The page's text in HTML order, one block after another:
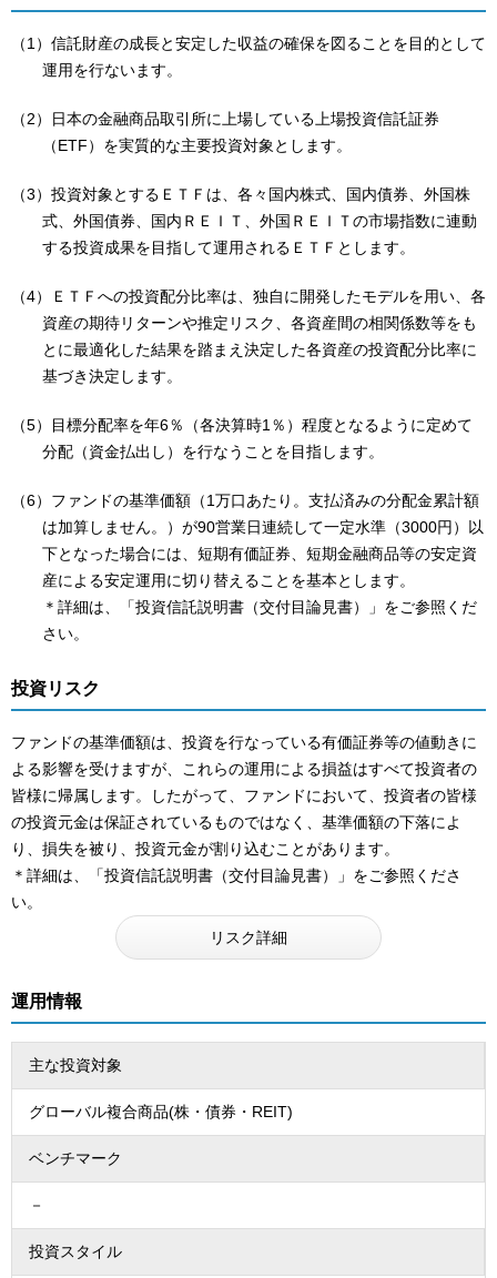
（1）信託財産の成長と安定した収益の確保を図ることを目的として
運用を行ないます。
（2）日本の金融商品取引所に上場している上場投資信託証券
（ETF）を実質的な主要投資対象とします。
（3）投資対象とするＥＴＦは、各々国内株式、国内債券、外国株
式、外国債券、国内ＲＥＩＴ、外国ＲＥＩＴの市場指数に連動
する投資成果を目指して運用されるＥＴＦとします。
（4）ＥＴＦへの投資配分比率は、独自に開発したモデルを用い、各
資産の期待リターンや推定リスク、各資産間の相関係数等をも
とに最適化した結果を踏まえ決定した各資産の投資配分比率に
基づき決定します。
（5）目標分配率を年6％（各決算時1％）程度となるように定めて
分配（資金払出し）を行なうことを目指します。
（6）ファンドの基準価額（1万口あたり。支払済みの分配金累計額
は加算しません。）が90営業日連続して一定水準（3000円）以
下となった場合には、短期有価証券、短期金融商品等の安定資
産による安定運用に切り替えることを基本とします。
＊詳細は、「投資信託説明書（交付目論見書）」をご参照くだ
さい。
投資リスク
ファンドの基準価額は、投資を行なっている有価証券等の値動きに
よる影響を受けますが、これらの運用による損益はすべて投資者の
皆様に帰属します。したがって、ファンドにおいて、投資者の皆様
の投資元金は保証されているものではなく、基準価額の下落によ
り、損失を被り、投資元金が割り込むことがあります。
＊詳細は、「投資信託説明書（交付目論見書）」をご参照くださ
い。
リスク詳細
運用情報
主な投資対象
グローバル複合商品(株・債券・REIT)
ベンチマーク
－
投資スタイル